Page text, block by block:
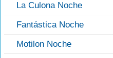
La Culona Noche
Fantástica Noche
Motilon Noche